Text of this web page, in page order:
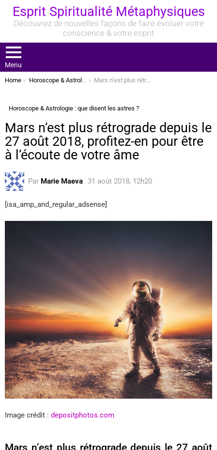
Esprit Spiritualité Métaphysiques
Découvrez de nouvelles façons de faire évoluer votre
conscience & votre esprit
Menu
You are here:
Home Horoscope & Astrologie : que disent les astres ? Mars n’est plus rétrograde depuis le 27 août 2018, profitez-en pour être à l’écoute de votre âme
Horoscope & Astrologie : que disent les astres ?
Mars n’est plus rétrograde depuis le
27 août 2018, profitez-en pour être
à l’écoute de votre âme
Par Marie Maeva 31 août 2018, 12h20
[isa_amp_and_regular_adsense]
Image crédit : depositphotos.com
Mars n’est plus rétrograde depuis le 27 août